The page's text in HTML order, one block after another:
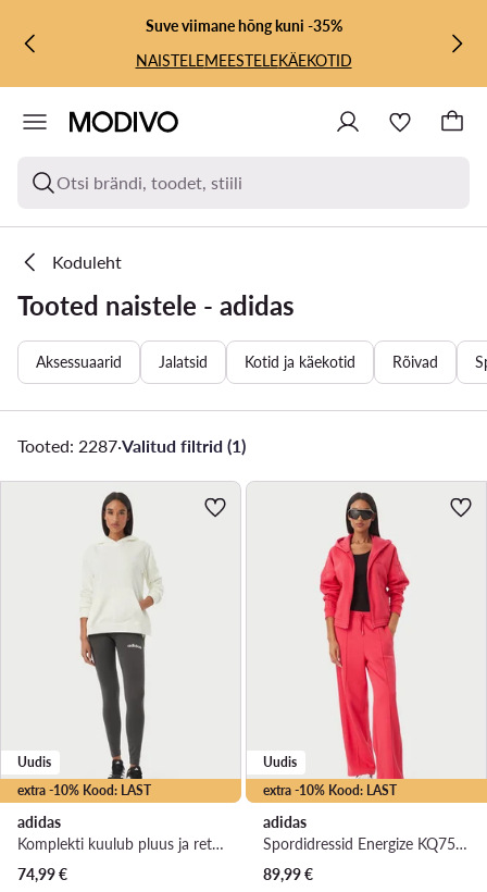
LIIGU PÕHISISU JUURDE
MINE OTSINGUSSESuve viimane hõng kuni -35%
NAISTELEMEESTELEKÄEKOTID
Otsi brändi, toodet, stiili
Koduleht
Tooted naistele - adidas
Aksessuaarid Jalatsid Kotid ja käekotid Rõivad
Tooted: 2287·Valitud filtrid (1)
extra -10% Kood: LAST
Uudis
adidas
Komplekti kuulub pluus ja retuusid Leisure KD8264 Kreemjas Regular Fit
74,99€
extra -10% Kood: LAST
Uudis
adidas
Spordidressid Energize KQ7594 Roosa Regular Fit
89,99€